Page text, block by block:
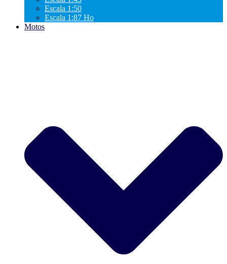
Escala 1:50
Escala 1:87 Ho
Motos